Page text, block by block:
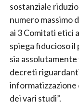
sostanziale
numero massimo
ai 3 Comitati etici
spiega fiducioso
sia
decreti
informatizzazione
dei vari studi”.